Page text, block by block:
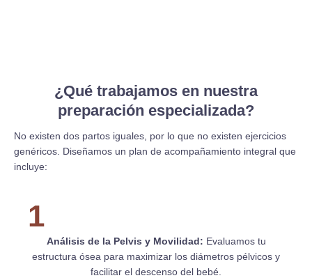
¿Qué trabajamos en nuestra
preparación especializada?
No existen dos partos iguales, por lo que no existen ejercicios
genéricos. Diseñamos un plan de acompañamiento integral que
incluye:
1
Análisis de la Pelvis y Movilidad: Evaluamos tu
estructura ósea para maximizar los diámetros pélvicos y
facilitar el descenso del bebé.